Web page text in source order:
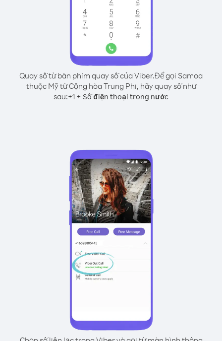
Quay số từ bàn phím quay số của Viber.Để gọi Samoa
thuộc Mỹ từ Cộng hòa Trung Phi, hãy quay số như
sau:+1 + Số điện thoại trong nước